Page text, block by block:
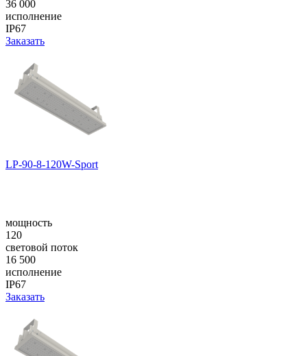
36 000
исполнение
IP67
Заказать
LP-90-8-120W-Sport
мощность
120
световой поток
16 500
исполнение
IP67
Заказать